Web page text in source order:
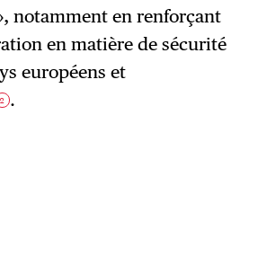
notamment en renforçant
en matière de sécurité
européens et
2 .